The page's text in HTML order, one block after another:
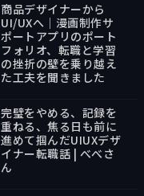
商品デザイナーから
UI/UXへ｜漫画制作サ
ポートアプリのポート
フォリオ、転職と学習
の挫折の壁を乗り越え
た工夫を聞きました
完璧をやめる、記録を
重ねる、焦る日も前に
進めて掴んだUIUXデザ
イナー転職話 | べべさ
ん